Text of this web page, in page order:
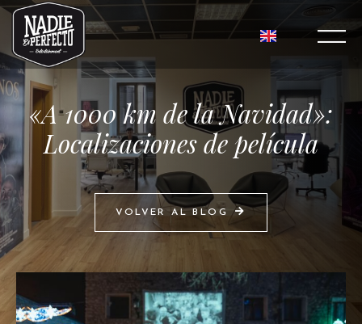
«A 1000 km de la Navidad»:
Localizaciones de película
VOLVER AL BLOG